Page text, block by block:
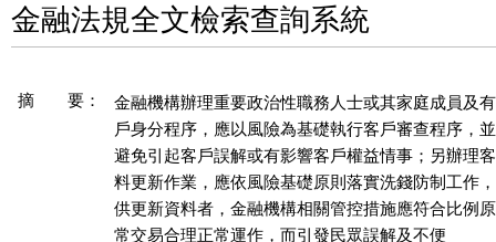
金融法規全文檢索查詢系統
摘 要：
金融機構辦理重要政治性職務人士或其家庭成員及
戶身分程序，應以風險為基礎執行客戶審查程序，
避免引起客戶誤解或有影響客戶權益情事；另辦理
料更新作業，應依風險基礎原則落實洗錢防制工作
供更新資料者，金融機構相關管控措施應符合比例